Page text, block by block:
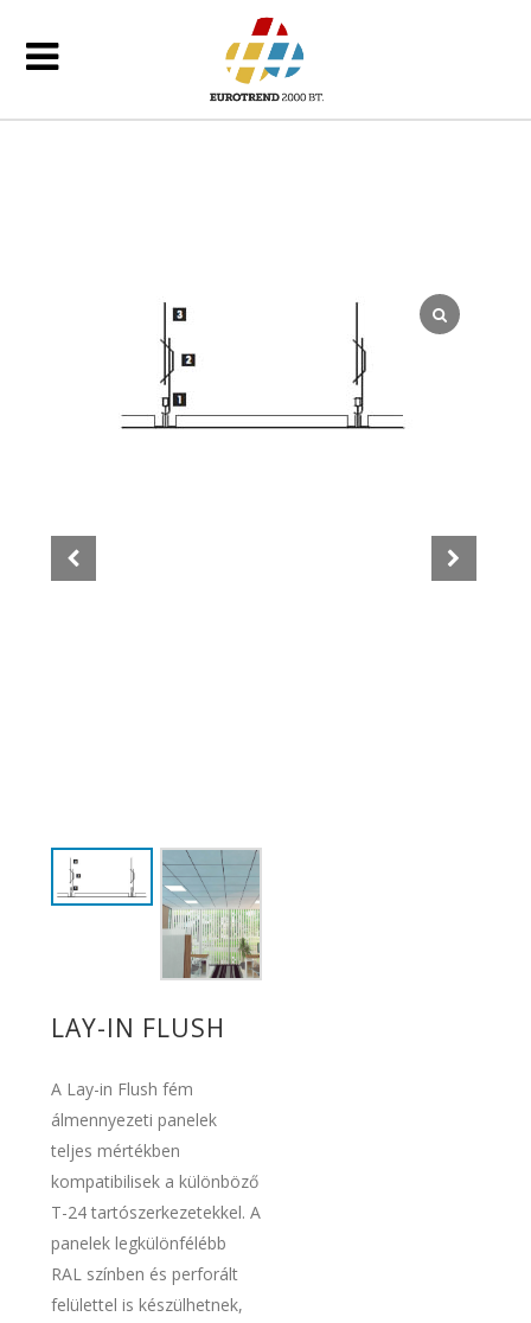
LAY-IN FLUSH
A Lay-in Flush fém
álmennyezeti panelek
teljes mértékben
kompatibilisek a különböző
T-24 tartószerkezetekkel. A
panelek legkülönfélébb
RAL színben és perforált
felülettel is készülhetnek,